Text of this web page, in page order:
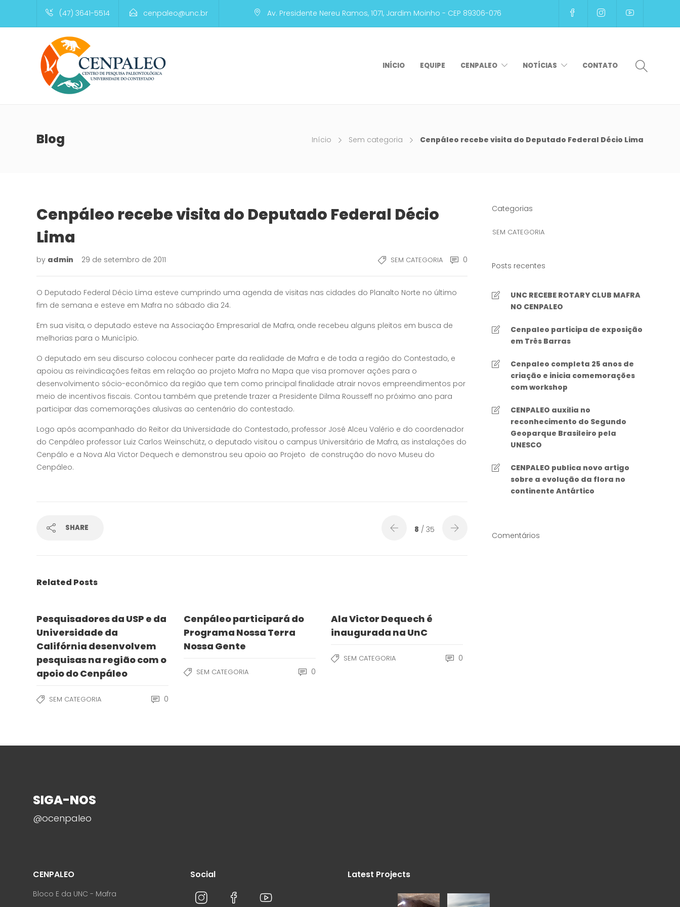
(47) 3641-5514 cenpaleo@unc.br Av. Presidente Nereu Ramos, 1071, Jardim Moinho - CEP 89306-076
INÍCIO EQUIPE CENPALEO NOTÍCIAS CONTATO
Blog Início Sem categoria Cenpáleo recebe visita do Deputado Federal Décio Lima
Cenpáleo recebe visita do Deputado Federal Décio
Lima
by admin 29 de setembro de 2011 SEM CATEGORIA 0
O Deputado Federal Décio Lima esteve cumprindo uma agenda de visitas nas cidades do Planalto Norte no último
fim de semana e esteve em Mafra no sábado dia 24.
Em sua visita, o deputado esteve na Associação Empresarial de Mafra, onde recebeu alguns pleitos em busca de
melhorias para o Município.
O deputado em seu discurso colocou conhecer parte da realidade de Mafra e de toda a região do Contestado, e
apoiou as reivindicações feitas em relação ao projeto Mafra no Mapa que visa promover ações para o
desenvolvimento sócio-econômico da região que tem como principal finalidade atrair novos empreendimentos por
meio de incentivos fiscais. Contou também que pretende trazer a Presidente Dilma Rousseff no próximo ano para
participar das comemorações alusivas ao centenário do contestado.
Logo após acompanhado do Reitor da Universidade do Contestado, professor José Alceu Valério e do coordenador
do Cenpáleo professor Luiz Carlos Weinschütz, o deputado visitou o campus Universitário de Mafra, as instalações do
Cenpálo e a Nova Ala Victor Dequech e demonstrou seu apoio ao Projeto de construção do novo Museu do
Cenpáleo.
SHARE 8 / 35
Related Posts
Pesquisadores da USP e da
Universidade da
Califórnia desenvolvem
pesquisas na região com o
apoio do Cenpáleo
SEM CATEGORIA 0
Cenpáleo participará do
Programa Nossa Terra
Nossa Gente
SEM CATEGORIA 0
Ala Victor Dequech é
inaugurada na UnC
SEM CATEGORIA 0
Categorias
SEM CATEGORIA
Posts recentes
UNC RECEBE ROTARY CLUB MAFRA
NO CENPALEO
Cenpaleo participa de exposição
em Três Barras
Cenpaleo completa 25 anos de
criação e inicia comemorações
com workshop
CENPALEO auxilia no
reconhecimento do Segundo
Geoparque Brasileiro pela
UNESCO
CENPALEO publica novo artigo
sobre a evolução da flora no
continente Antártico
Comentários
SIGA-NOS
@ocenpaleo
CENPALEO
Bloco E da UNC - Mafra
Social Latest Projects